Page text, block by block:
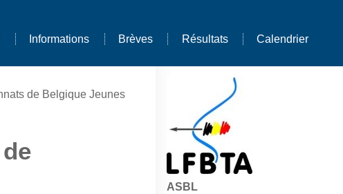
Informations Brèves Résultats Calendrier
ASBL
de Belgique Jeunes